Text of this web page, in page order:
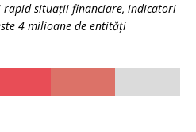
rapid situaţii financiare, indicatori
4 milioane de entități